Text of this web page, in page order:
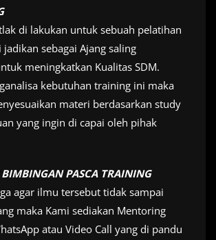
di lakukan untuk sebuah pelatihan
sebagai Ajang saling
meningkatkan Kualitas SDM.
kebutuhan training ini maka
materi berdasarkan study
yang ingin di capai oleh pihak
BIMBINGAN PASCA TRAINING
agar ilmu tersebut tidak sampai
maka Kami sediakan Mentoring
atau Video Call yang di pandu